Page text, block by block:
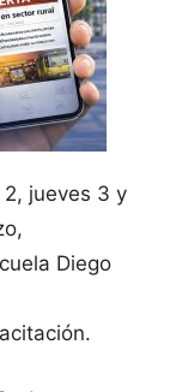
jueves 3 y
Diego